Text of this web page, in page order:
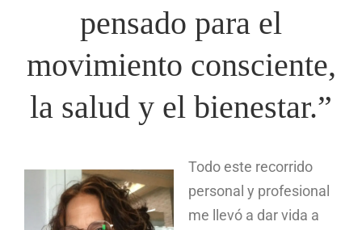
pensado para el
movimiento consciente,
la salud y el bienestar.”
Todo este recorrido
personal y profesional
me llevó a dar vida a